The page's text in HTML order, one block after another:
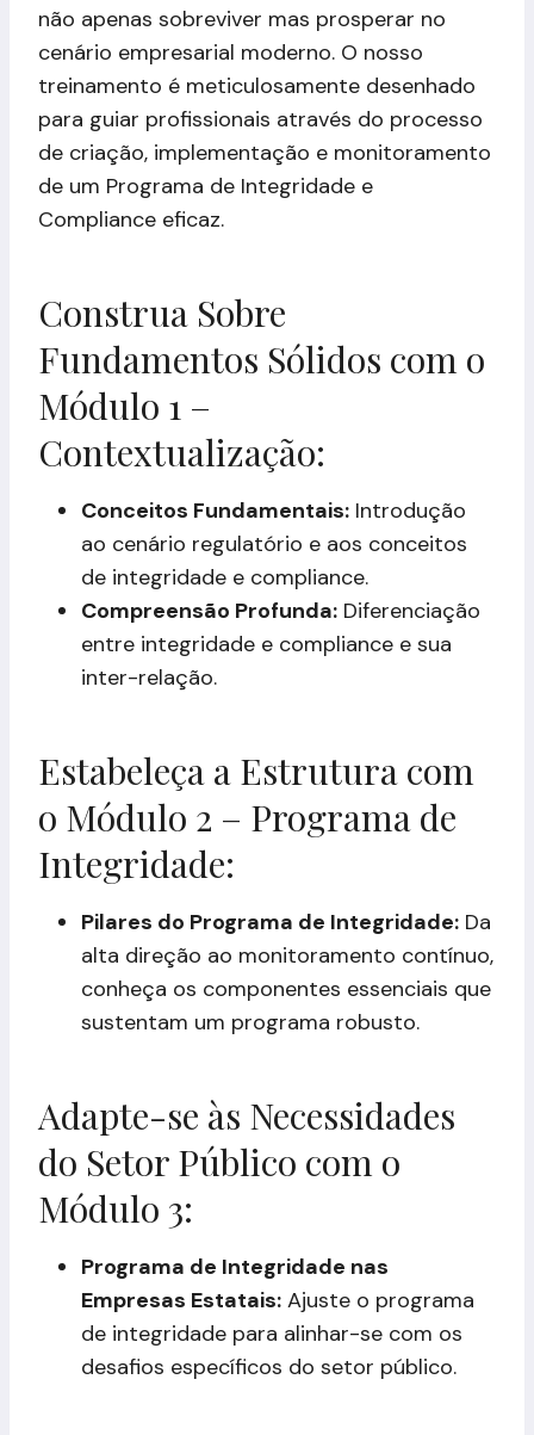
não apenas sobreviver mas prosperar no
cenário empresarial moderno. O nosso
treinamento é meticulosamente desenhado
para guiar profissionais através do processo
de criação, implementação e monitoramento
de um Programa de Integridade e
Compliance eficaz.
Construa Sobre
Fundamentos Sólidos com o
Módulo 1 –
Contextualização:
Conceitos Fundamentais: Introdução
ao cenário regulatório e aos conceitos
de integridade e compliance.
Compreensão Profunda: Diferenciação
entre integridade e compliance e sua
inter-relação.
Estabeleça a Estrutura com
o Módulo 2 – Programa de
Integridade:
Pilares do Programa de Integridade: Da
alta direção ao monitoramento contínuo,
conheça os componentes essenciais que
sustentam um programa robusto.
Adapte-se às Necessidades
do Setor Público com o
Módulo 3:
Programa de Integridade nas
Empresas Estatais: Ajuste o programa
de integridade para alinhar-se com os
desafios específicos do setor público.